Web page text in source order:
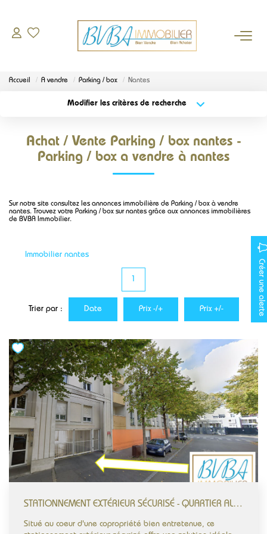
Notre équipe
CONTACT
Accueil A vendre Parking / box Nantes
Modifier les critères de recherche
Surface min Budget max
Achat / Vente Parking / box nantes -
Parking / box a vendre à nantes
Sur notre site consultez les annonces immobilière de Parking / box à vendre
nantes. Trouvez votre Parking / box sur nantes grâce aux annonces immobilières
de BVBA Immobilier.
Immobilier nantes
Créer une alerte
1
Trier par : Date Prix -/+ Prix +/-
STATIONNEMENT EXTÉRIEUR SÉCURISÉ - QUARTIER ALLONVILLE / GARE NORD - NANTES
Situé au coeur d'une copropriété bien entretenue, ce